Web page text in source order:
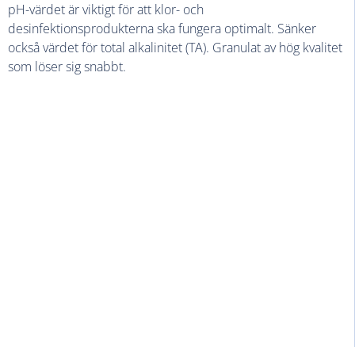
pH-värdet är viktigt för att klor- och
desinfektionsprodukterna ska fungera optimalt. Sänker
också värdet för total alkalinitet (TA). Granulat av hög kvalitet
som löser sig snabbt.